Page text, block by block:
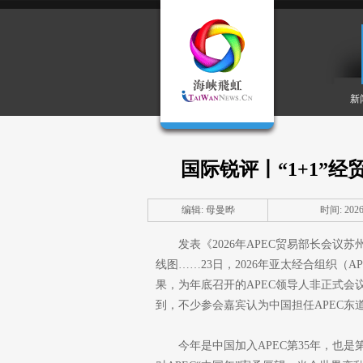
新
国际锐评丨“1+1”经
编辑: 母曼晔 时间:
发表《2026年APEC贸易部长会议
线图……23日，2026年亚太经合组织（
果，为年底召开的APEC领导人非正式会
到，不少参会嘉宾认为中国担任APEC东
今年是中国加入APEC第35年，也是